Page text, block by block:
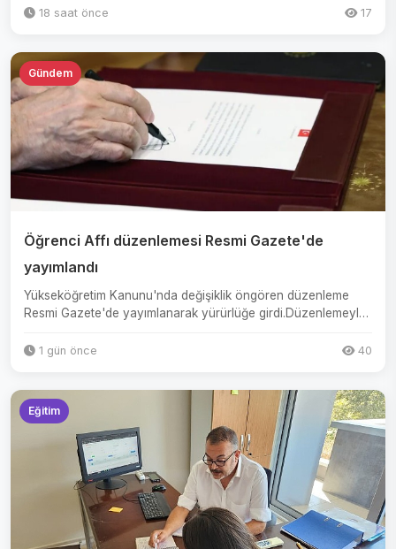
18 saat önce 17
Gündem
Öğrenci Affı düzenlemesi Resmi Gazete'de
yayımlandı
Yükseköğretim Kanunu'nda değişiklik öngören düzenleme
Resmi Gazete'de yayımlanarak yürürlüğe girdi.Düzenlemeyle
1 gün önce 40
Eğitim